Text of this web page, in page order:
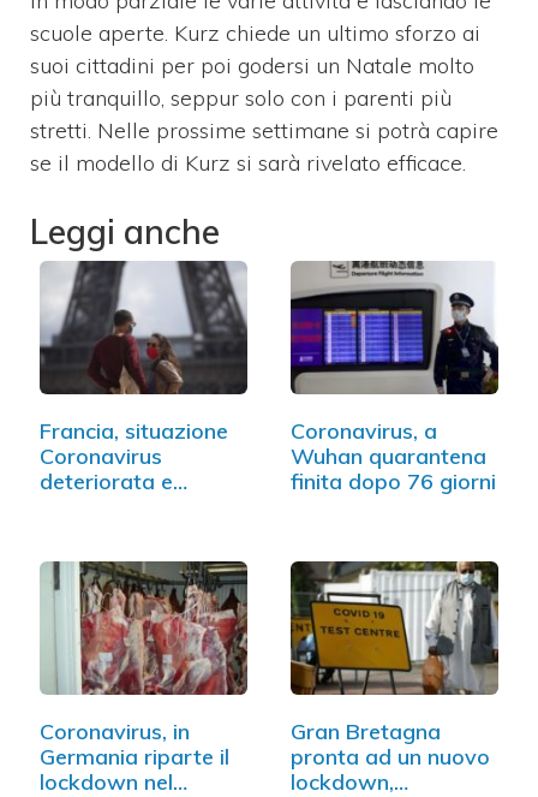
scuole aperte. Kurz chiede un ultimo sforzo ai
suoi cittadini per poi godersi un Natale molto
più tranquillo, seppur solo con i parenti più
stretti. Nelle prossime settimane si potrà capire
se il modello di Kurz si sarà rivelato efficace.
Leggi anche
Francia, situazione
Coronavirus
deteriorata e
Coronavirus, a
Wuhan quarantena
finita dopo 76 giorni
Coronavirus, in
Germania riparte il
lockdown nel…
Gran Bretagna
pronta ad un nuovo
lockdown,…